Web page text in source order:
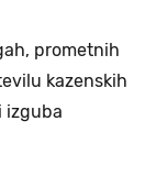
prometnih
kazenskih
izguba